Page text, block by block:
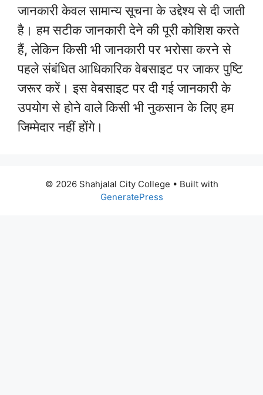
जानकारी केवल सामान्य सूचना के उद्देश्य से दी जाती
है। हम सटीक जानकारी देने की पूरी कोशिश करते
हैं, लेकिन किसी भी जानकारी पर भरोसा करने से
पहले संबंधित आधिकारिक वेबसाइट पर जाकर पुष्टि
जरूर करें। इस वेबसाइट पर दी गई जानकारी के
उपयोग से होने वाले किसी भी नुकसान के लिए हम
जिम्मेदार नहीं होंगे।
© 2026 Shahjalal City College • Built with
GeneratePress